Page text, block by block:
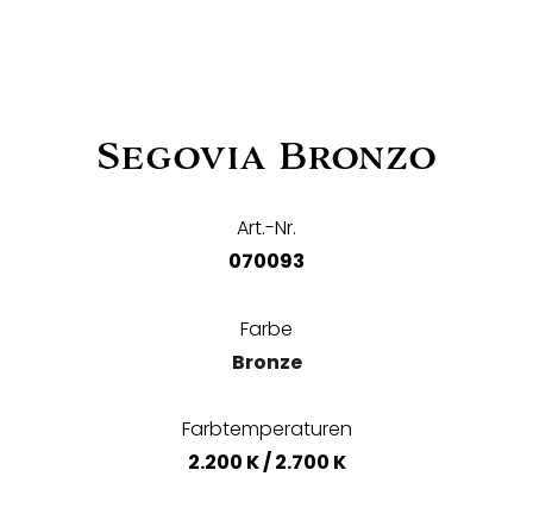
Segovia Bronzo
Art.-Nr.
070093
Farbe
Bronze
Farbtemperaturen
2.200 K / 2.700 K